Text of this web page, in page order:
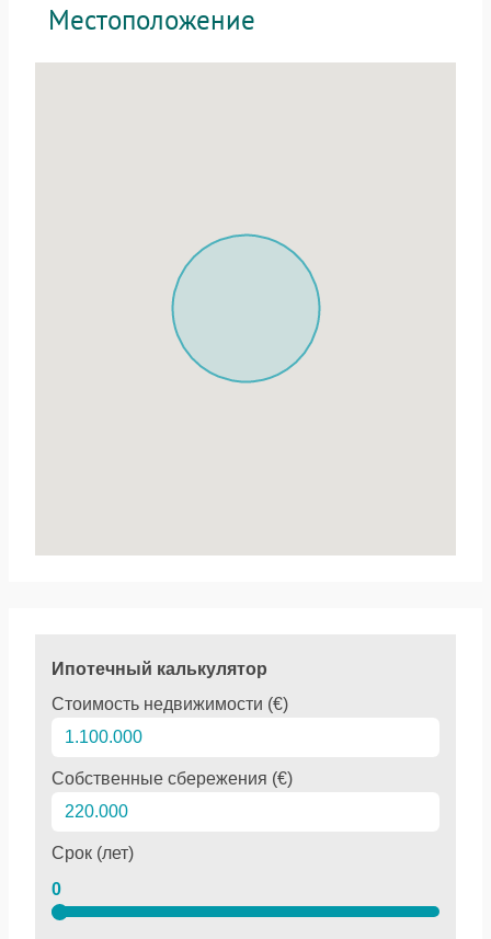
Местоположение
Ипотечный калькулятор
Стоимость недвижимости (€)
Собственные сбережения (€)
Срок (лет)
0